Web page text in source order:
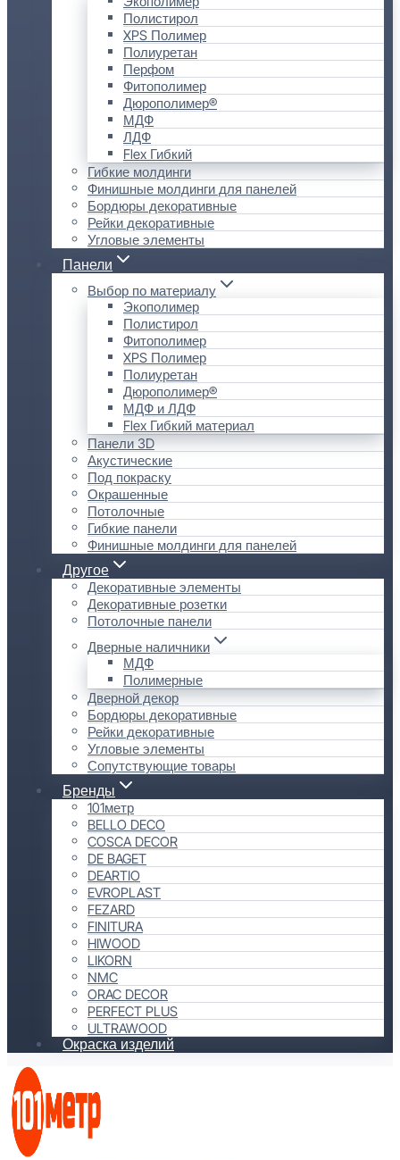
Полистирол
XPS Полимер
Полиуретан
Перфом
Фитополимер
Дюрополимер®
МДФ
ЛДФ
Flex Гибкий
Гибкие молдинги
Финишные молдинги для панелей
Бордюры декоративные
Рейки декоративные
Угловые элементы
Панели
Выбор по материалу
Экополимер
Полистирол
Фитополимер
XPS Полимер
Полиуретан
Дюрополимер®
МДФ и ЛДФ
Flex Гибкий материал
Панели 3D
Акустические
Под покраску
Окрашенные
Потолочные
Гибкие панели
Финишные молдинги для панелей
Другое
Декоративные элементы
Декоративные розетки
Потолочные панели
Дверные наличники
МДФ
Полимерные
Дверной декор
Бордюры декоративные
Рейки декоративные
Угловые элементы
Сопутствующие товары
Бренды
101метр
BELLO DECO
COSCA DECOR
DE BAGET
DEARTIO
EVROPLAST
FEZARD
FINITURA
HIWOOD
LIKORN
NMC
ORAC DECOR
PERFECT PLUS
ULTRAWOOD
Окраска изделий